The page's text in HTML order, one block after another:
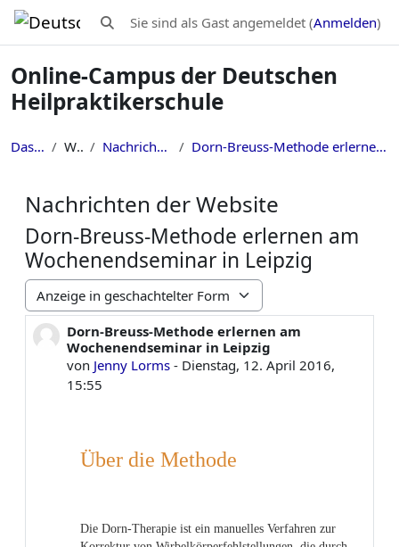
Zum Hauptinhalt
Sucheingabe umschalten
Sie sind als Gast angemeldet (Anmelden)
Online-Campus der Deutschen
Heilpraktikerschule
Dashboard Website Nachrichten der Website Dorn-Breuss-Methode erlernen am Wochenendseminar in Leipzig
Nachrichten der Website
Dorn-Breuss-Methode erlernen am
Wochenendseminar in Leipzig
Anzeigemodus
Dorn-Breuss-Methode erlernen am
Wochenendseminar in Leipzig
von Jenny Lorms - Dienstag, 12. April 2016,
15:55
Anzahl Antworten: 0
Über die Methode
Die Dorn-Therapie ist ein manuelles Verfahren zur